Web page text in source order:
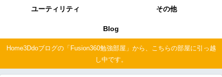
ユーティリティ その他
Blog
Home3Ddoブログの「Fusion360勉強部屋」から、こちらの部屋に引っ越
し中です。